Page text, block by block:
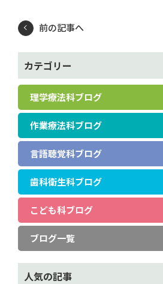
前の記事へ
カテゴリー
理学療法科ブログ
作業療法科ブログ
言語聴覚科ブログ
歯科衛生科ブログ
こども科ブログ
ブログ一覧
人気の記事